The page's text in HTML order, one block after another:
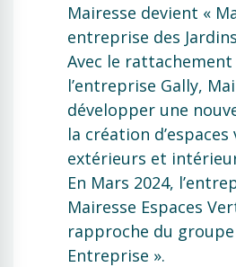
Mairesse devient «
entreprise des
Avec le rattachement
l’entreprise Gally,
développer une
la création d’espaces
extérieurs et
En Mars 2024,
Mairesse Espaces
rapproche du groupe
Entreprise ».